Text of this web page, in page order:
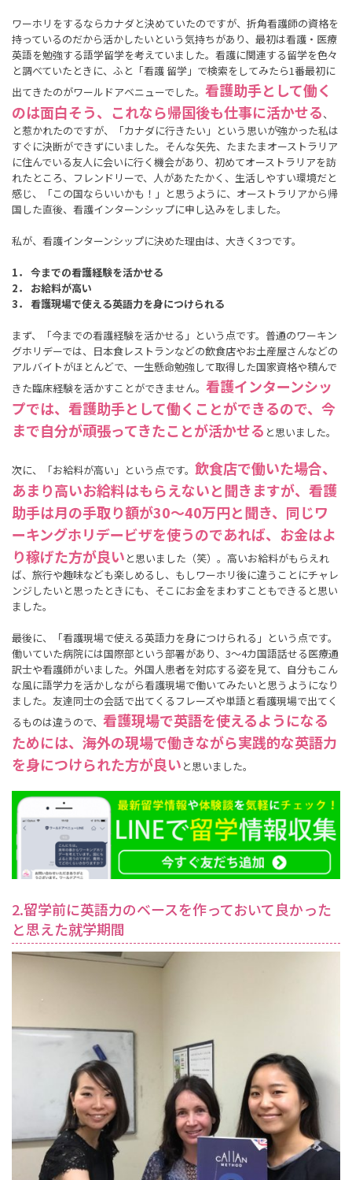
ワーホリをするならカナダと決めていたのですが、折角看護師の資格を
持っているのだから活かしたいという気持ちがあり、最初は看護・医療
英語を勉強する語学留学を考えていました。看護に関連する留学を色々
と調べていたときに、ふと「看護 留学」で検索をしてみたら1番最初に
出てきたのがワールドアベニューでした。 看護助手として働く
のは面白そう、これなら帰国後も仕事に活かせる、
と惹かれたのですが、「カナダに行きたい」という思いが強かった私は
すぐに決断ができずにいました。そんな矢先、たまたまオーストラリア
に住んでいる友人に会いに行く機会があり、初めてオーストラリアを訪
れたところ、フレンドリーで、人があたたかく、生活しやすい環境だと
感じ、「この国ならいいかも！」と思うように、オーストラリアから帰
国した直後、看護インターンシップに申し込みをしました。
私が、看護インターンシップに決めた理由は、大きく3つです。
1． 今までの看護経験を活かせる
2． お給料が高い
3． 看護現場で使える英語力を身につけられる
まず、「今までの看護経験を活かせる」という点です。普通のワーキン
グホリデーでは、日本食レストランなどの飲食店やお土産屋さんなどの
アルバイトがほとんどで、一生懸命勉強して取得した国家資格や積んで
きた臨床経験を活かすことができません。 看護インターンシッ
プでは、看護助手として働くことができるので、今
まで自分が頑張ってきたことが活かせる と思いました。
次に、「お給料が高い」という点です。 飲食店で働いた場合、
あまり高いお給料はもらえないと聞きますが、看護
助手は月の手取り額が30～40万円と聞き、同じワ
ーキングホリデービザを使うのであれば、お金はよ
り稼げた方が良い と思いました（笑）。高いお給料がもらえれ
ば、旅行や趣味なども楽しめるし、もしワーホリ後に違うことにチャレ
ンジしたいと思ったときにも、そこにお金をまわすこともできると思い
ました。
最後に、「看護現場で使える英語力を身につけられる」という点です。
働いていた病院には国際部という部署があり、3～4カ国語話せる医療通
訳士や看護師がいました。外国人患者を対応する姿を見て、自分もこん
な風に語学力を活かしながら看護現場で働いてみたいと思うようになり
ました。友達同士の会話で出てくるフレーズや単語と看護現場で出てく
るものは違うので、 看護現場で英語を使えるようになる
ためには、海外の現場で働きながら実践的な英語力
を身につけられた方が良い と思いました。
2.留学前に英語力のベースを作っておいて良かった
と思えた就学期間